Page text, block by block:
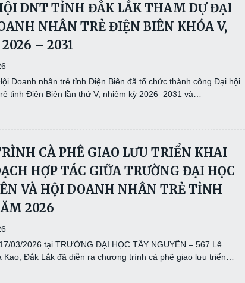
DNT TỈNH ĐẮK LẮK THAM DỰ ĐẠI
NHÂN TRẺ ĐIỆN BIÊN KHÓA V,
– 2031
Doanh nhân trẻ tỉnh Điện Biên đã tổ chức thành công Đại hội
tỉnh Điện Biên lần thứ V, nhiệm kỳ 2026–2031 và…
CÀ PHÊ GIAO LƯU TRIỂN KHAI
HỢP TÁC GIỮA TRƯỜNG ĐẠI HỌC
VÀ HỘI DOANH NHÂN TRẺ TỈNH
2026
03/2026 tại TRƯỜNG ĐẠI HỌC TÂY NGUYÊN – 567 Lê
Kao, Đắk Lắk đã diễn ra chương trình cà phê giao lưu triển…